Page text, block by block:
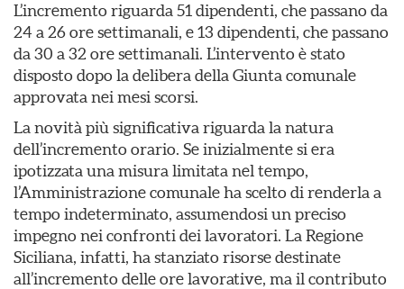
L’incremento riguarda 51 dipendenti, che passano da
24 a 26 ore settimanali, e 13 dipendenti, che passano
da 30 a 32 ore settimanali. L’intervento è stato
disposto dopo la delibera della Giunta comunale
approvata nei mesi scorsi.
La novità più significativa riguarda la natura
dell’incremento orario. Se inizialmente si era
ipotizzata una misura limitata nel tempo,
l’Amministrazione comunale ha scelto di renderla a
tempo indeterminato, assumendosi un preciso
impegno nei confronti dei lavoratori. La Regione
Siciliana, infatti, ha stanziato risorse destinate
all’incremento delle ore lavorative, ma il contributo